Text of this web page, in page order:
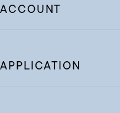
ACCOUNT
APPLICATION